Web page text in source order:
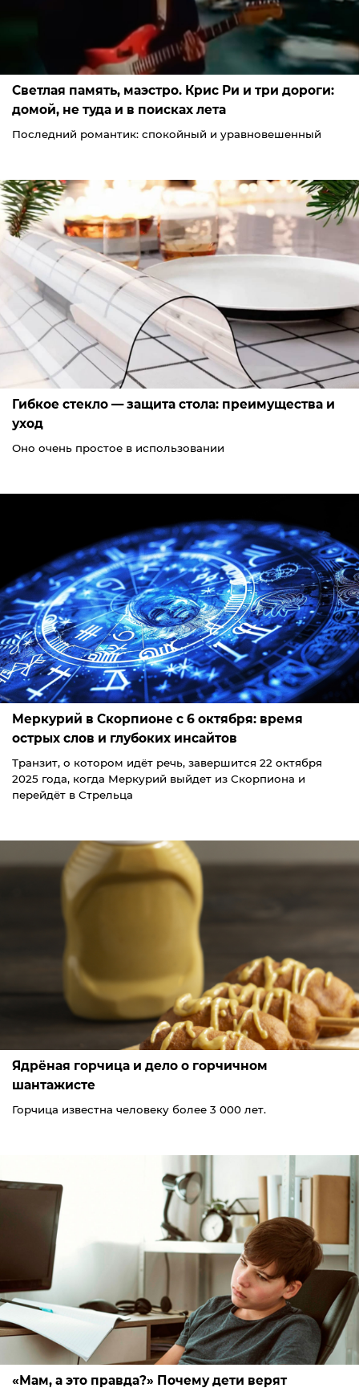
Светлая память, маэстро. Крис Ри и три дороги:
домой, не туда и в поисках лета
Последний романтик: спокойный и уравновешенный
Гибкое стекло — защита стола: преимущества и
уход
Оно очень простое в использовании
Меркурий в Скорпионе с 6 октября: время
острых слов и глубоких инсайтов
Транзит, о котором идёт речь, завершится 22 октября
2025 года, когда Меркурий выйдет из Скорпиона и
перейдёт в Стрельца
Ядрёная горчица и дело о горчичном
шантажисте
Горчица известна человеку более 3 000 лет.
«Мам, а это правда?» Почему дети верят